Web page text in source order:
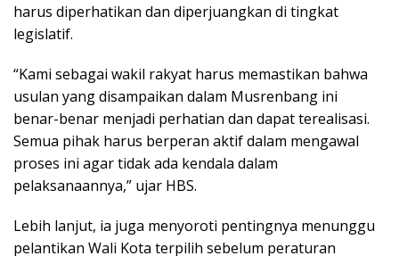
harus diperhatikan dan diperjuangkan di tingkat
legislatif.
“Kami sebagai wakil rakyat harus memastikan bahwa
usulan yang disampaikan dalam Musrenbang ini
benar-benar menjadi perhatian dan dapat terealisasi.
Semua pihak harus berperan aktif dalam mengawal
proses ini agar tidak ada kendala dalam
pelaksanaannya,” ujar HBS.
Lebih lanjut, ia juga menyoroti pentingnya menunggu
pelantikan Wali Kota terpilih sebelum peraturan